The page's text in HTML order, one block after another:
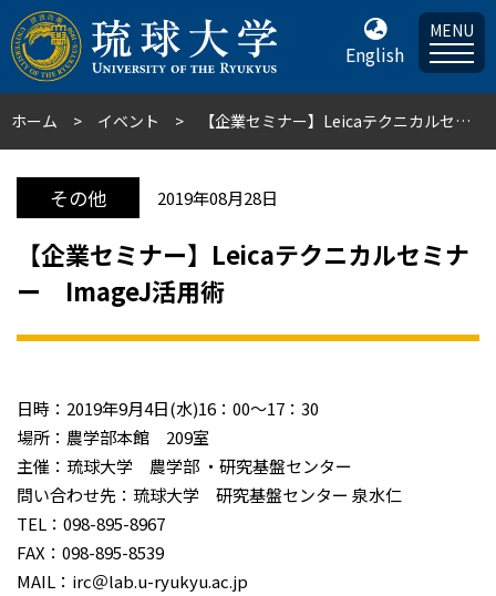
English
MENU
ホーム イベント 【企業セミナー】Leicaテクニカルセミナー ImageJ活用術
その他 2019年08月28日
【企業セミナー】Leicaテクニカルセミナ
ー ImageJ活用術
日時：2019年9月4日(水)16：00～17：30
場所：農学部本館 209室
主催：琉球大学 農学部 ・研究基盤センター
問い合わせ先：琉球大学 研究基盤センター 泉水仁
TEL：098-895-8967
FAX：098-895-8539
MAIL：irc＠lab.u-ryukyu.ac.jp